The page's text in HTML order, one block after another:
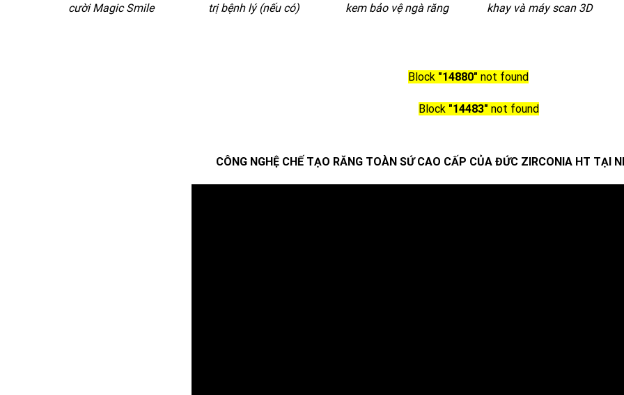
cười Magic Smile
trị bệnh lý (nếu có)
kem bảo vệ ngà răng
khay và máy scan 3D
Block "14880" not found
Block "14483" not found
CÔNG NGHỆ CHẾ TẠO RĂNG TOÀN SỨ CAO CẤP CỦA ĐỨC ZIRCONIA HT TẠI